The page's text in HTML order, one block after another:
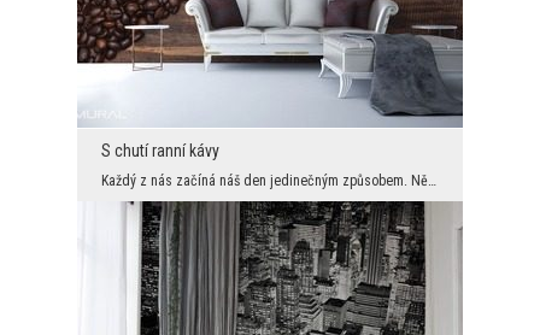
S chutí ranní kávy